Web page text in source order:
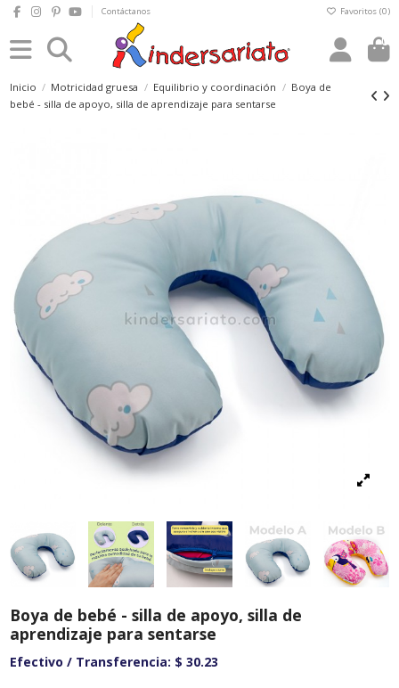
Contáctanos Favoritos (0)
0
Inicio Motricidad gruesa Equilibrio y coordinación
Boya de
bebé - silla de apoyo, silla de aprendizaje para sentarse
Boya de bebé - silla de apoyo, silla de
aprendizaje para sentarse
Efectivo / Transferencia: $ 30.23